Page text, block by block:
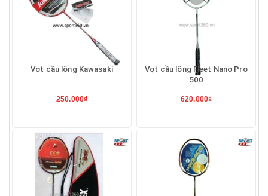
Vợt cầu lông Kawasaki
250.000₫
Vợt cầu lông Fleet Nano Pro
500
620.000₫